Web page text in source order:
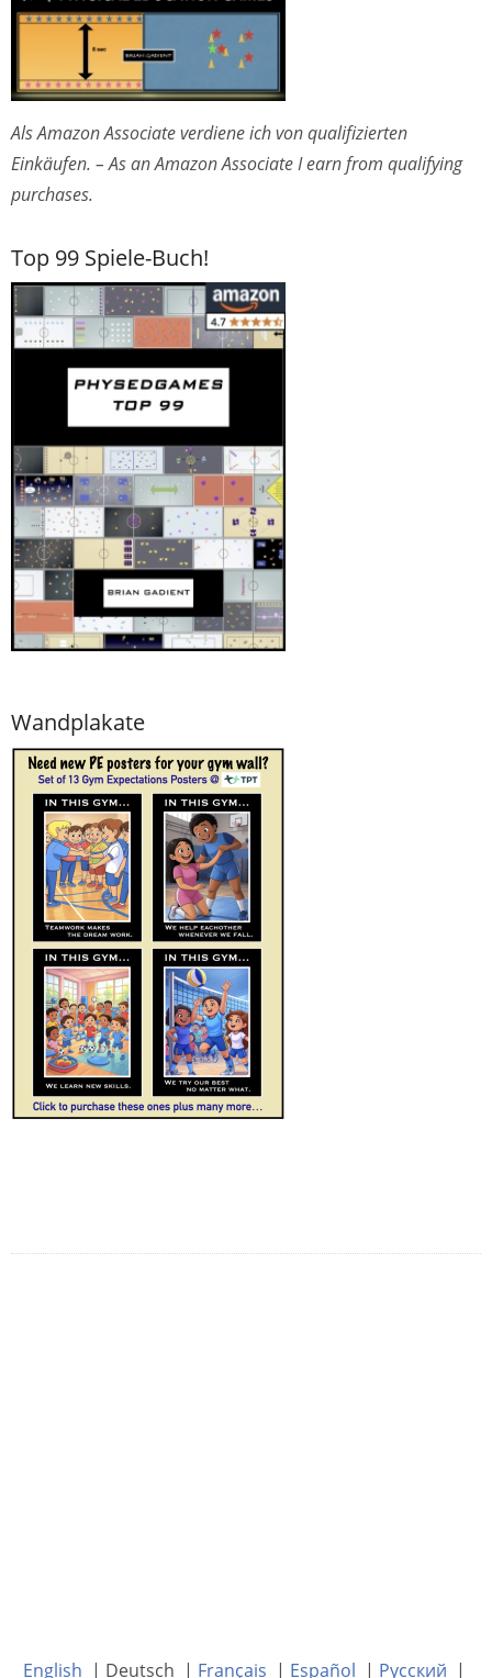
Als Amazon Associate verdiene ich von qualifizierten
Einkäufen. – As an Amazon Associate I earn from qualifying
purchases.
Top 99 Spiele-Buch!
Wandplakate
English | Deutsch | Français | Español | Русский |